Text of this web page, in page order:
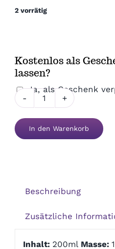
Gute Besserung
Einzug
1. August
Weihnachten
Service
2 vorrätig
Kostenlos als
lassen?
Ja, als Geschenk
Duschgel
Held
des
In den Warenkorb
Beschreibung
Zusätzliche
Inhalt: 200ml Masse: